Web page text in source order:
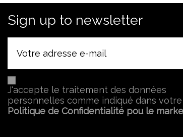
Sign up to newsletter
J'accepte le traitement des données
personnelles comme indiqué dans votre
Politique de Confidentialité pou le